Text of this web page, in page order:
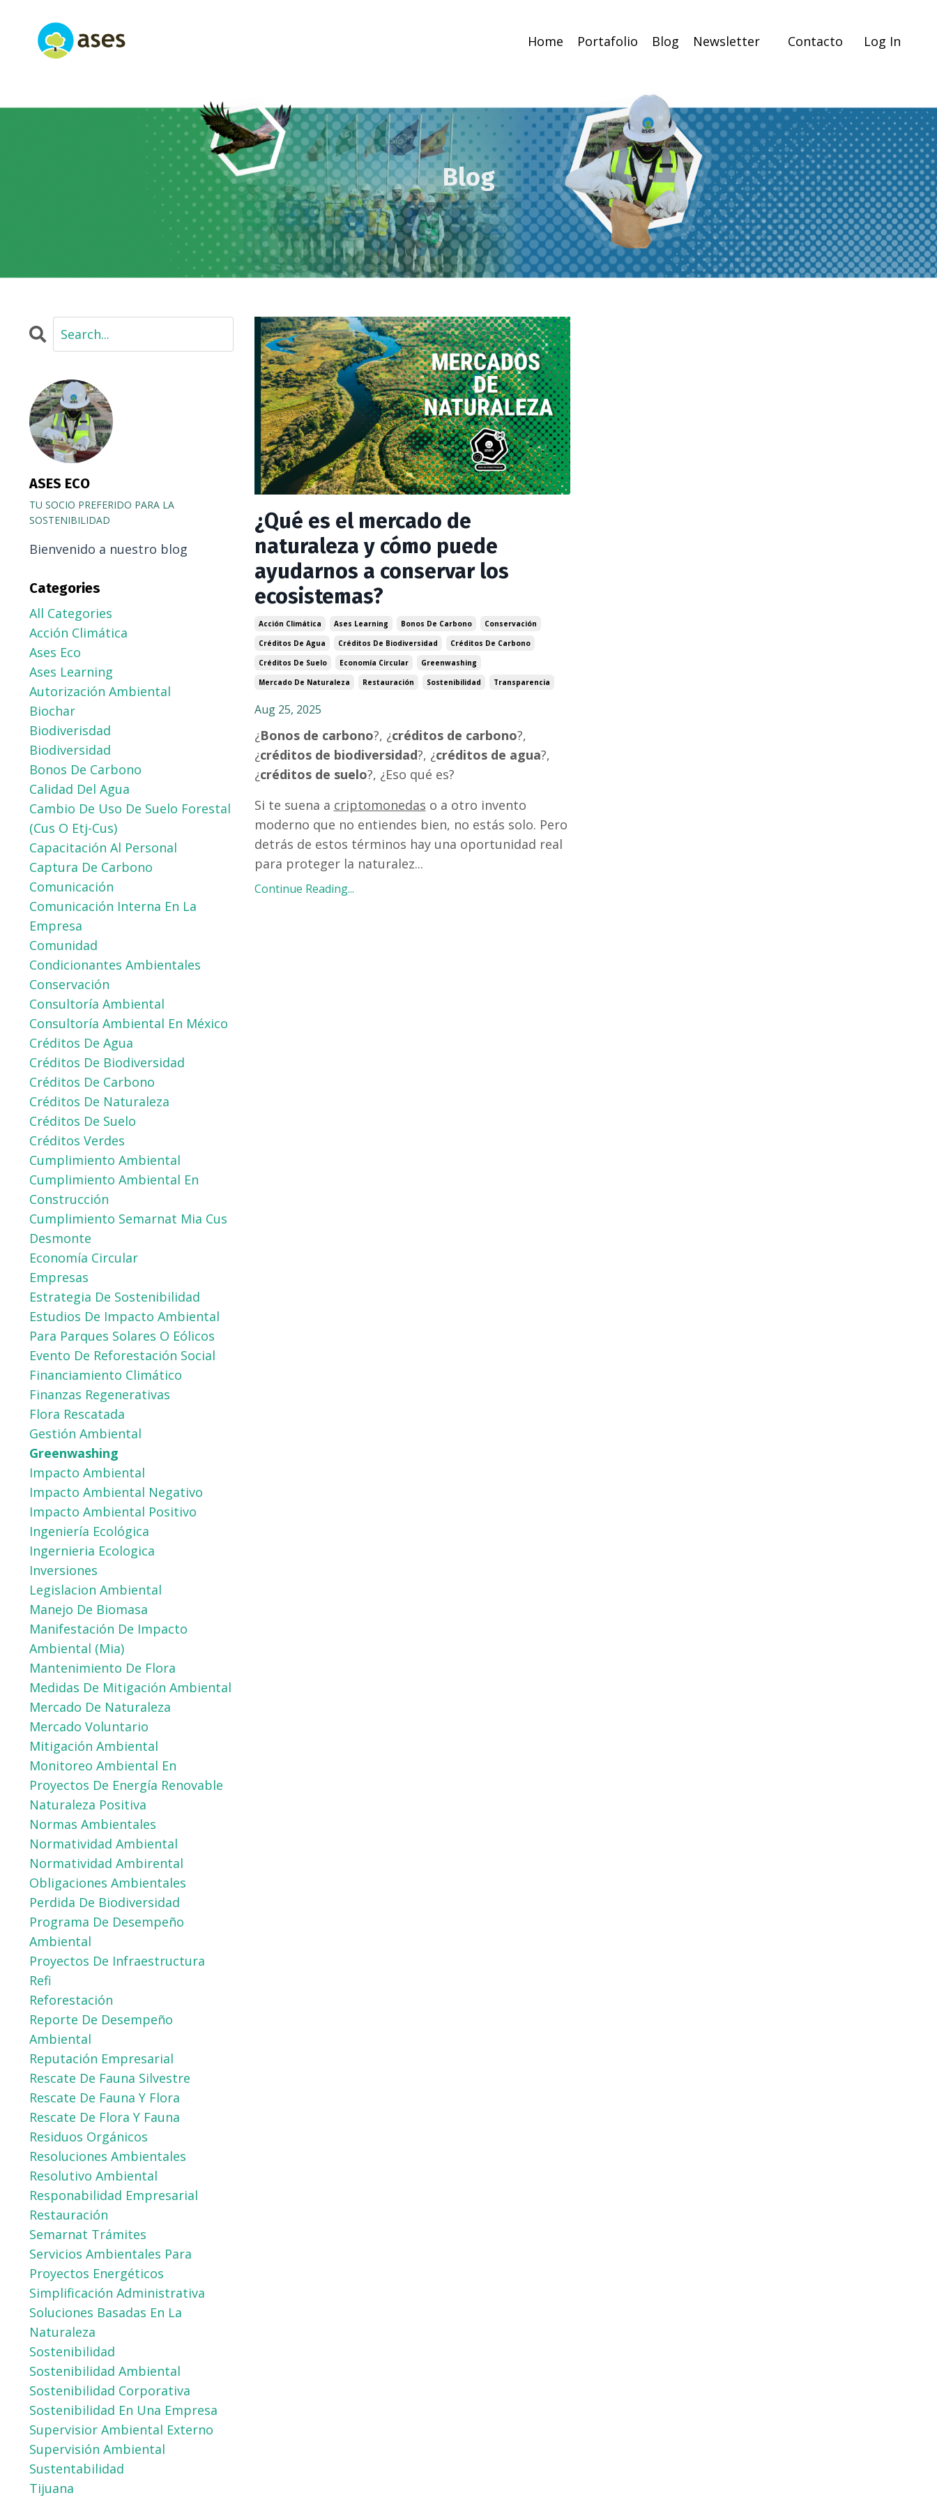
Home Portafolio Blog Newsletter Contacto Log In
Blog
¿Qué es el mercado de
naturaleza y cómo puede
ayudarnos a conservar los
ecosistemas?
Acción Climática Ases Learning Bonos De Carbono
Conservación
Créditos De Agua
Créditos De Biodiversidad
Créditos De Carbono
Créditos De Suelo
Economía Circular
Greenwashing
Mercado De Naturaleza
Restauración Sostenibilidad Transparencia
Aug 25, 2025
¿Bonos de carbono?, ¿créditos de carbono?,
¿créditos de biodiversidad?, ¿créditos de agua?,
¿créditos de suelo?, ¿Eso qué es?
Si te suena a criptomonedas o a otro invento
moderno que no entiendes bien, no estás solo. Pero
detrás de estos términos hay una oportunidad real
para proteger la naturalez...
Continue Reading...
ASES ECO
TU SOCIO PREFERIDO PARA LA
SOSTENIBILIDAD
Bienvenido a nuestro blog
Categories
All Categories
Acción Climática
Ases Eco
Ases Learning
Autorización Ambiental
Biochar
Biodiverisdad
Biodiversidad
Bonos De Carbono
Calidad Del Agua
Cambio De Uso De Suelo Forestal
(cus O Etj-Cus)
Capacitación Al Personal
Captura De Carbono
Comunicación
Comunicación Interna En La
Empresa
Comunidad
Condicionantes Ambientales
Conservación
Consultoría Ambiental
Consultoría Ambiental En México
Créditos De Agua
Créditos De Biodiversidad
Créditos De Carbono
Créditos De Naturaleza
Créditos De Suelo
Créditos Verdes
Cumplimiento Ambiental
Cumplimiento Ambiental En
Construcción
Cumplimiento Semarnat Mia Cus
Desmonte
Economía Circular
Empresas
Estrategia De Sostenibilidad
Estudios De Impacto Ambiental
Para Parques Solares O Eólicos
Evento De Reforestación Social
Financiamiento Climático
Finanzas Regenerativas
Flora Rescatada
Gestión Ambiental
Greenwashing
Impacto Ambiental
Impacto Ambiental Negativo
Impacto Ambiental Positivo
Ingeniería Ecológica
Ingernieria Ecologica
Inversiones
Legislacion Ambiental
Manejo De Biomasa
Manifestación De Impacto
Ambiental (mia)
Mantenimiento De Flora
Medidas De Mitigación Ambiental
Mercado De Naturaleza
Mercado Voluntario
Mitigación Ambiental
Monitoreo Ambiental En
Proyectos De Energía Renovable
Naturaleza Positiva
Normas Ambientales
Normatividad Ambiental
Normatividad Ambirental
Obligaciones Ambientales
Perdida De Biodiversidad
Programa De Desempeño
Ambiental
Proyectos De Infraestructura
Refi
Reforestación
Reporte De Desempeño
Ambiental
Reputación Empresarial
Rescate De Fauna Silvestre
Rescate De Fauna Y Flora
Rescate De Flora Y Fauna
Residuos Orgánicos
Resoluciones Ambientales
Resolutivo Ambiental
Responabilidad Empresarial
Restauración
Semarnat Trámites
Servicios Ambientales Para
Proyectos Energéticos
Simplificación Administrativa
Soluciones Basadas En La
Naturaleza
Sostenibilidad
Sostenibilidad Ambiental
Sostenibilidad Corporativa
Sostenibilidad En Una Empresa
Supervisior Ambiental Externo
Supervisión Ambiental
Sustentabilidad
Tijuana